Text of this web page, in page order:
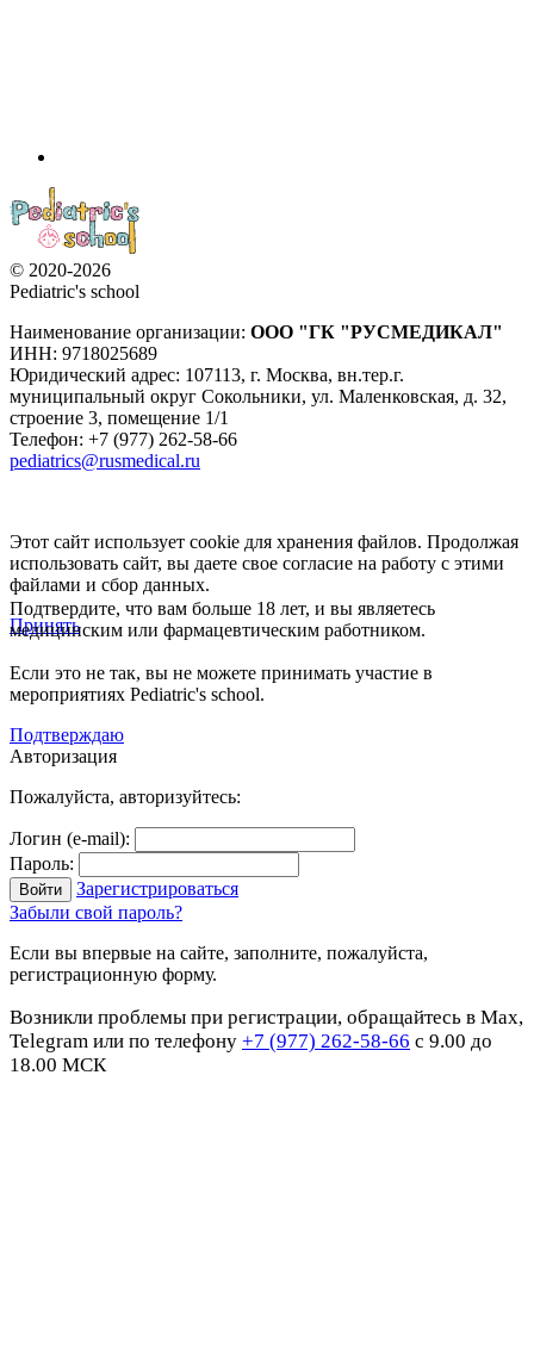
© 2020-2026
Pediatric's school
Наименование организации: ООО "ГК "РУСМЕДИКАЛ"
ИНН: 9718025689
Юридический адрес: 107113, г. Москва, вн.тер.г.
муниципальный округ Сокольники, ул. Маленковская, д. 32,
строение 3, помещение 1/1
Телефон: +7 (977) 262-58-66
pediatrics@rusmedical.ru
Этот сайт использует cookie для хранения файлов. Продолжая
использовать сайт, вы даете свое согласие на работу с этими
файлами и сбор данных.
Принять
Подтвердите, что вам больше 18 лет, и вы являетесь
медицинским или фармацевтическим работником.
Если это не так, вы не можете принимать участие в
мероприятиях Pediatric's school.
Подтверждаю
Авторизация
Пожалуйста, авторизуйтесь:
Логин (e-mail):
Пароль:
Зарегистрироваться
Забыли свой пароль?
Если вы впервые на сайте, заполните, пожалуйста,
регистрационную форму.
Возникли проблемы при регистрации, обращайтесь в Max,
Telegram или по телефону +7 (977) 262-58-66 с 9.00 до
18.00 МСК